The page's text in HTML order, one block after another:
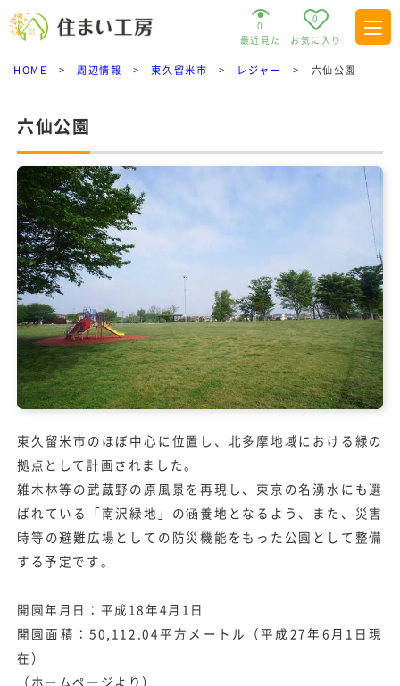
0
最近見た
0
お気に入り
HOME > 周辺情報 > 東久留米市 > レジャー > 六仙公園
六仙公園
東久留米市のほぼ中心に位置し、北多摩地域における緑の
拠点として計画されました。
雑木林等の武蔵野の原風景を再現し、東京の名湧水にも選
ばれている「南沢緑地」の涵養地となるよう、また、災害
時等の避難広場としての防災機能をもった公園として整備
する予定です。
開園年月日：平成18年4月1日
開園面積：50,112.04平方メートル（平成27年6月1日現
在）
（ホームページより）